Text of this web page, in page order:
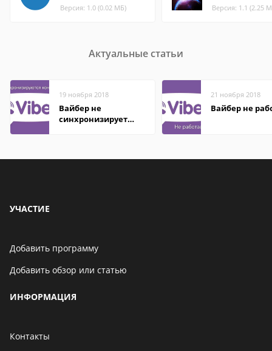
Версия: 1.0 (0.02 МБ) Версия: 1.1 (2.25
Актуальные статьи
19 ноября 2018
Вайбер не
синхронизирует
21 ноября 2018
Вайбер не
УЧАСТИЕ
Добавить программу
Добавить обзор или статью
ИНФОРМАЦИЯ
Контакты